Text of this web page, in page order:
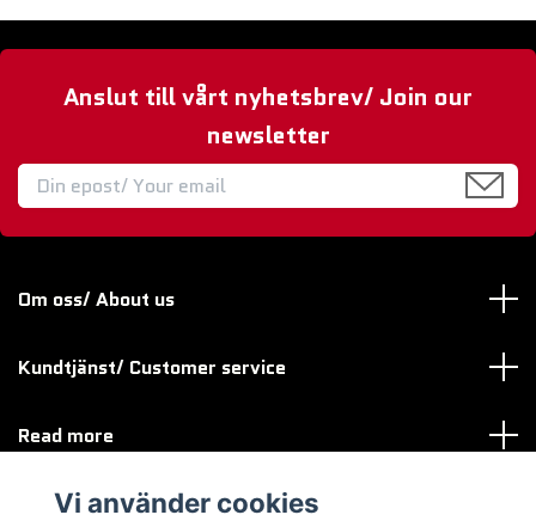
Anslut till vårt nyhetsbrev/ Join our
newsletter
Om oss/ About us
Kundtjänst/ Customer service
Read more
Sociala medier
Vi använder cookies